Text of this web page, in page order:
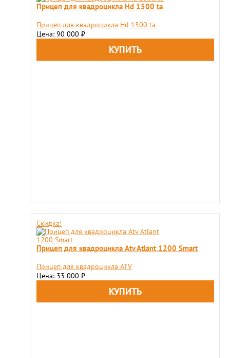
Прицеп для квадроцикла Hd 1500 ta
Прицеп для квадроцикла Hd 1500 ta
Цена: 90 000 ₽
Скидка!
Прицеп для квадроцикла Atv Atlant 1200 Smart
Прицеп для квадроцикла ATV
Цена: 33 000 ₽